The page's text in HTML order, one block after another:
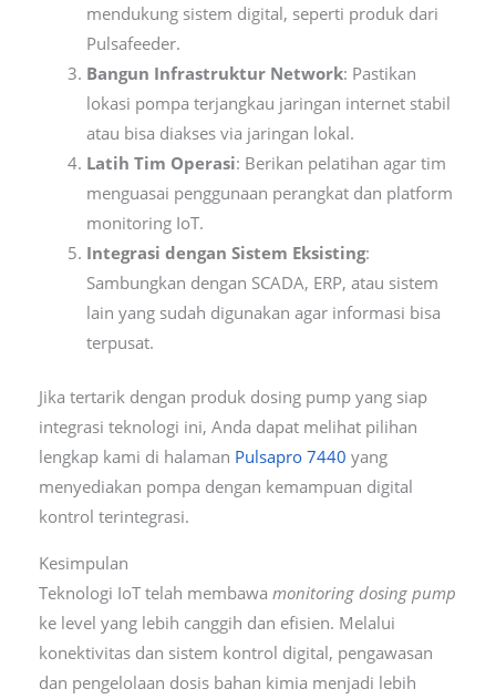
mendukung sistem digital, seperti produk dari
Pulsafeeder.
Bangun Infrastruktur Network: Pastikan
lokasi pompa terjangkau jaringan internet stabil
atau bisa diakses via jaringan lokal.
Latih Tim Operasi: Berikan pelatihan agar tim
menguasai penggunaan perangkat dan platform
monitoring IoT.
Integrasi dengan Sistem Eksisting:
Sambungkan dengan SCADA, ERP, atau sistem
lain yang sudah digunakan agar informasi bisa
terpusat.
Jika tertarik dengan produk dosing pump yang siap
integrasi teknologi ini, Anda dapat melihat pilihan
lengkap kami di halaman Pulsapro 7440 yang
menyediakan pompa dengan kemampuan digital
kontrol terintegrasi.
Kesimpulan
Teknologi IoT telah membawa monitoring dosing pump
ke level yang lebih canggih dan efisien. Melalui
konektivitas dan sistem kontrol digital, pengawasan
dan pengelolaan dosis bahan kimia menjadi lebih